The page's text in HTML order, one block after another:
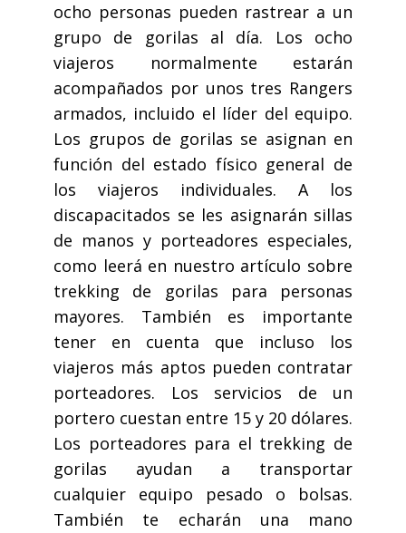
ocho personas pueden rastrear a un
grupo de gorilas al día. Los ocho
viajeros normalmente estarán
acompañados por unos tres Rangers
armados, incluido el líder del equipo.
Los grupos de gorilas se asignan en
función del estado físico general de
los viajeros individuales. A los
discapacitados se les asignarán sillas
de manos y porteadores especiales,
como leerá en nuestro artículo sobre
trekking de gorilas para personas
mayores. También es importante
tener en cuenta que incluso los
viajeros más aptos pueden contratar
porteadores. Los servicios de un
portero cuestan entre 15 y 20 dólares.
Los porteadores para el trekking de
gorilas ayudan a transportar
cualquier equipo pesado o bolsas.
También te echarán una mano